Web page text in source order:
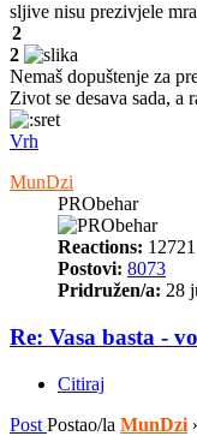
sljive nisu prezivjele
2
2
Nemaš dopuštenje za
Zivot se desava sada, a
Vrh
MunDzi
PRObehar
Reactions: 12721
Postovi: 8073
Pridružen/a: 28
Re: Vasa basta -
Citiraj
Post Postao/la MunDzi